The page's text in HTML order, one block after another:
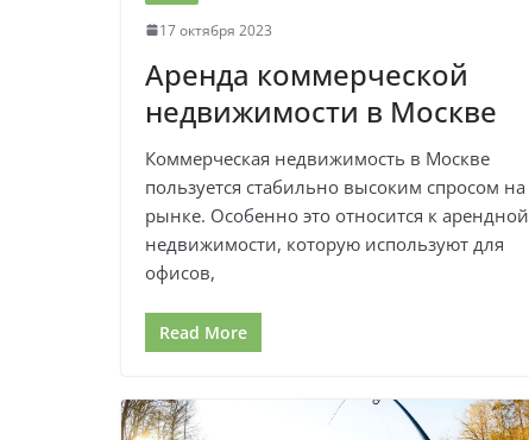
17 октября 2023
Аренда коммерческой
недвижимости в Москве
Коммерческая недвижимость в Москве
пользуется стабильно высоким спросом на
рынке. Особенно это относится к арендной
недвижимости, которую используют для
офисов,
Read More